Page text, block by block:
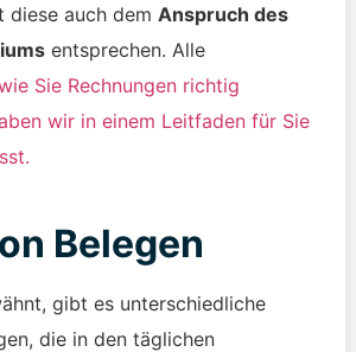
diese auch dem Anspruch des
entsprechen. Alle
Sie Rechnungen richtig
wir in einem Leitfaden für Sie
Belegen
gibt es unterschiedliche
die in den täglichen